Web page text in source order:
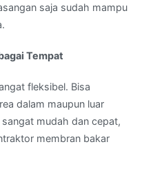
saja sudah mampu
Tempat
fleksibel. Bisa
dalam maupun luar
mudah dan cepat,
membran bakar